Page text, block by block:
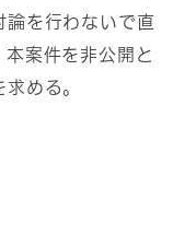
論を行わないで直
案件を非公開と
める。